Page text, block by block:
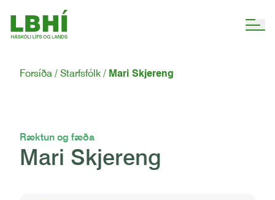
Forsíða Starfsfólk Mari Skjereng
Ræktun og fæða
Mari Skjereng